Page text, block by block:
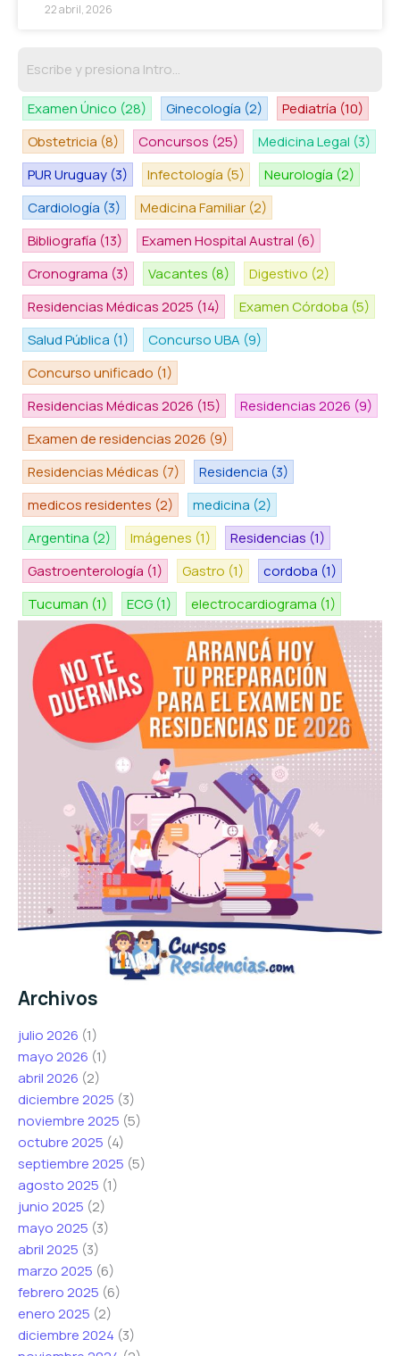
22 abril, 2026
Examen Único (28) Ginecología (2) Pediatría (10)
Obstetricia (8) Concursos (25) Medicina Legal (3)
PUR Uruguay (3) Infectología (5) Neurología (2)
Cardiología (3) Medicina Familiar (2)
Bibliografía (13) Examen Hospital Austral (6)
Cronograma (3) Vacantes (8) Digestivo (2)
Residencias Médicas 2025 (14) Examen Córdoba (5)
Salud Pública (1) Concurso UBA (9)
Concurso unificado (1)
Residencias Médicas 2026 (15) Residencias 2026 (9)
Examen de residencias 2026 (9)
Residencias Médicas (7) Residencia (3)
medicos residentes (2) medicina (2)
Argentina (2) Imágenes (1) Residencias (1)
Gastroenterología (1) Gastro (1) cordoba (1)
Tucuman (1) ECG (1) electrocardiograma (1)
Archivos
julio 2026 (1)
mayo 2026 (1)
abril 2026 (2)
diciembre 2025 (3)
noviembre 2025 (5)
octubre 2025 (4)
septiembre 2025 (5)
agosto 2025 (1)
junio 2025 (2)
mayo 2025 (3)
abril 2025 (3)
marzo 2025 (6)
febrero 2025 (6)
enero 2025 (2)
diciembre 2024 (3)